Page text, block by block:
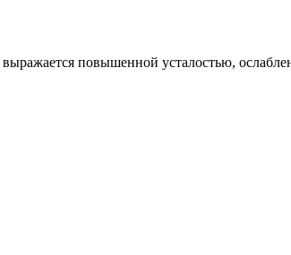
повышенной усталостью,